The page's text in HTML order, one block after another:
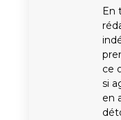
En
ce
si
en